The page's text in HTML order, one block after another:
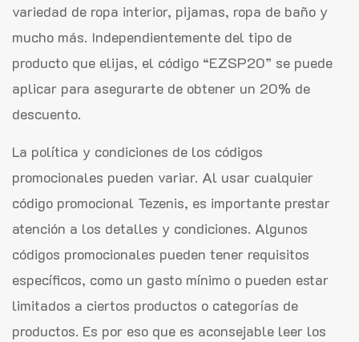
variedad de ropa interior, pijamas, ropa de baño y
mucho más. Independientemente del tipo de
producto que elijas, el código “EZSP20” se puede
aplicar para asegurarte de obtener un 20% de
descuento.
La política y condiciones de los códigos
promocionales pueden variar. Al usar cualquier
código promocional Tezenis, es importante prestar
atención a los detalles y condiciones. Algunos
códigos promocionales pueden tener requisitos
específicos, como un gasto mínimo o pueden estar
limitados a ciertos productos o categorías de
productos. Es por eso que es aconsejable leer los